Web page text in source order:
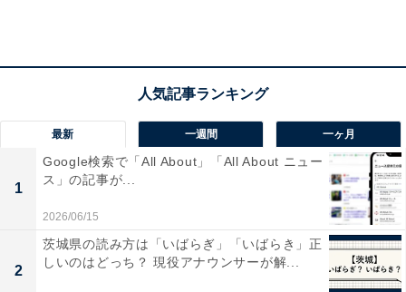
3位は「視野が広がる」。「自分の知らなかった企業や
興味のなかった企業の話も聞けて、視野が広がる（女
性、25歳のときに参加）」「知らない企業をたくさん知
って勉強になった（男性、30歳のときに参加）」など、
「知らなかった優良企業があると知った」「あまり興味
のなかった企業の魅力に気づいた」「最初の就活時に見
落としていた企業を知った」といった回答が多数寄せら
れました。
最新 一週間 一ヶ月
1
Google検索で「All About」「All About ニュー
ス」の記事が...
2026/06/15
2
茨城県の読み方は「いばらぎ」「いばらき」正
しいのはどっち？ 現役アナウンサーが解...